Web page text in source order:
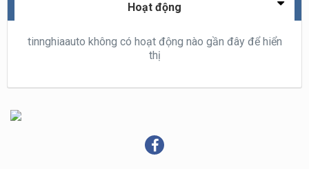
Hoạt động
tinnghiaauto không có hoạt động nào gần đây để hiển
thị